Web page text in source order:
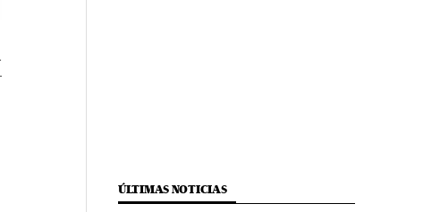
ÚLTIMAS NOTICIAS